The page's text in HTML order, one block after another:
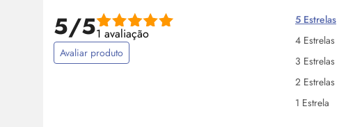
5/51 avaliação
Avaliar produto
5 Estrelas
4 Estrelas
3 Estrelas
2 Estrelas
1 Estrela